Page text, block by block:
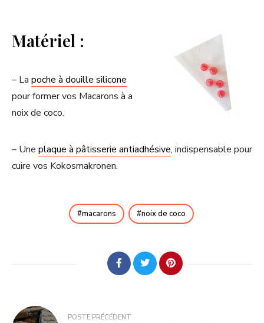
Matériel :
– La poche à douille silicone
pour former vos Macarons à a
noix de coco.
– Une plaque à pâtisserie antiadhésive, indispensable pour
cuire vos Kokosmakronen.
macarons noix de coco
POSTE PRÉCÉDENT